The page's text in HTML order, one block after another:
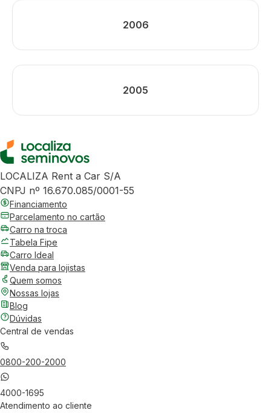
2006
2005
LOCALIZA Rent a Car S/A
CNPJ nº 16.670.085/0001-55
Financiamento
Parcelamento no cartão
Carro na troca
Tabela Fipe
Carro Ideal
Venda para lojistas
Quem somos
Nossas lojas
Blog
Dúvidas
Central de vendas
0800-200-2000
4000-1695
Atendimento ao cliente